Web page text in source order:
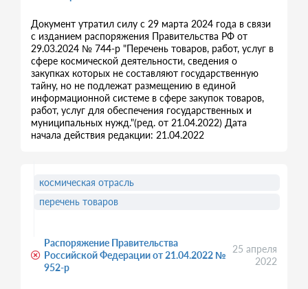
Документ утратил силу с 29 марта 2024 года в связи
с изданием распоряжения Правительства РФ от
29.03.2024 № 744-р "Перечень товаров, работ, услуг в
сфере космической деятельности, сведения о
закупках которых не составляют государственную
тайну, но не подлежат размещению в единой
информационной системе в сфере закупок товаров,
работ, услуг для обеспечения государственных и
муниципальных нужд."(ред. от 21.04.2022) Дата
начала действия редакции: 21.04.2022
Распоряжение Правительства
Российской Федерации от 21.04.2022 №
952-р
25 апреля
2022
космическая отрасль
перечень товаров